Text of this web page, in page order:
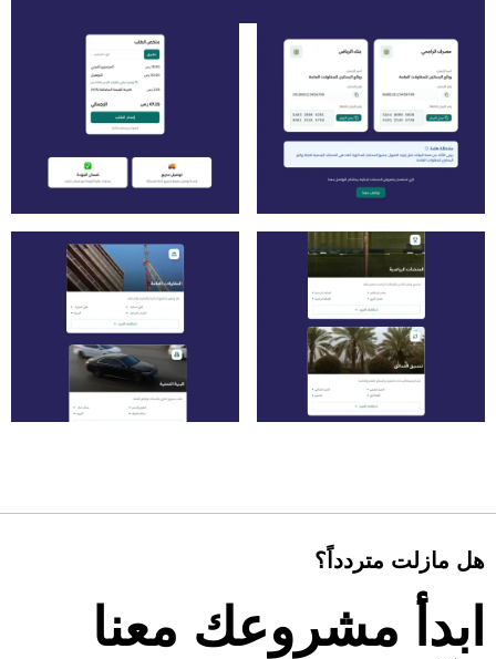
هل مازلت متردداً؟
ابدأ مشروعك معنا